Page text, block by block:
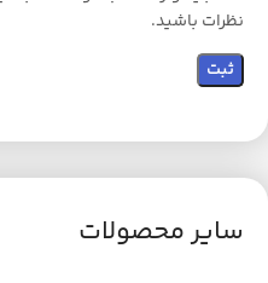
نظرات باشید.
سایر محصولات